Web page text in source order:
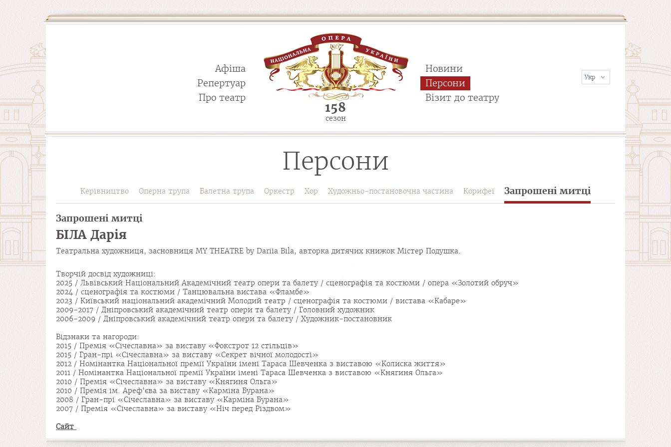
Афіша
Репертуар
Про театр
Новини
Персони
Візит до театру
158
сезон
Персони
Керівництво Оперна трупа Балетна трупа Оркестр Хор Художньо-постановочна частина Корифеї Запрошені митці
Запрошені митці
БІЛА Дарія
Театральна художниця, засновниця MY THEATRE by Dariia Bila, авторка дитячих книжок Містер Подушка.
Творчій досвід художниці:
2025 / Львівський Національний Академічний театр опери та балету / сценографія та костюми / опера «Золотий обруч»
2024 / сценографія та костюми / Танцювальна вистава «Фламбе»
2023 / Київський національний академічний Молодий театр / сценографія та костюми / вистава «Кабаре»
2009-2017 / Дніпровський академічний театр опери та балету / Головний художник
2006-2009 / Дніпровський академічний театр опери та балету / Художник-постановник
Відзнаки та нагороди:
2015 / Премія «Січеславна» за виставу «Фокстрот 12 стільців»
2015 / Гран-прі «Січеславна» за виставу «Секрет вічної молодості»
2012 / Номінантка Національної премії України імені Тараса Шевченка з виставою «Колиска життя»
2011 / Номінантка Національної премії України імені Тараса Шевченка з виставою «Княгиня Ольга»
2010 / Премія «Січеславна» за виставу «Княгиня Ольга»
2010 / Премія ім. Ареф'єва за виставу «Карміна Бурана»
2008 / Гран-прі «Січеславна» за виставу «Карміна Бурана»
2007 / Премія «Січеславна» за виставу «Ніч перед Різдвом»
Сайт